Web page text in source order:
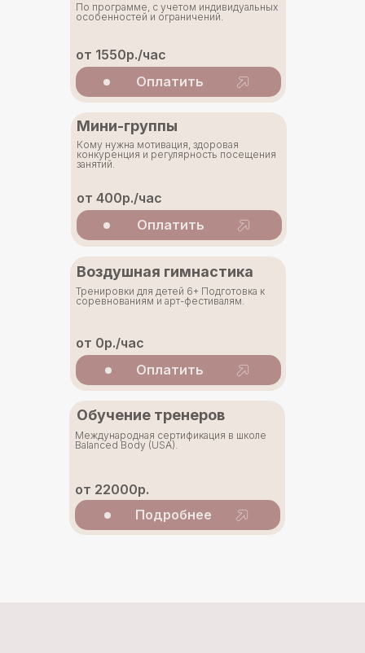
от 1550р./час
По программе, с учетом индивидуальных
особенностей и ограничений.
Оплатить
от 400р./час
Мини-группы
Кому нужна мотивация, здоровая
конкуренция и регулярность посещения
занятий.
Оплатить
от 0р./час
Воздушная гимнастика
Тренировки для детей 6+ Подготовка к
соревнованиям и арт-фестивалям.
Оплатить
от 22000р.
Обучение тренеров
Международная сертификация в школе
Balanced Body (USA).
Подробнее